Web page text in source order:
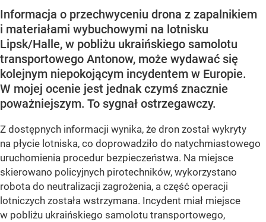
Informacja o przechwyceniu drona z zapalnikiem
i materiałami wybuchowymi na lotnisku
Lipsk/Halle, w pobliżu ukraińskiego samolotu
transportowego Antonow, może wydawać się
kolejnym niepokojącym incydentem w Europie.
W mojej ocenie jest jednak czymś znacznie
poważniejszym. To sygnał ostrzegawczy.
Z dostępnych informacji wynika, że dron został wykryty
na płycie lotniska, co doprowadziło do natychmiastowego
uruchomienia procedur bezpieczeństwa. Na miejsce
skierowano policyjnych pirotechników, wykorzystano
robota do neutralizacji zagrożenia, a część operacji
lotniczych została wstrzymana. Incydent miał miejsce
w pobliżu ukraińskiego samolotu transportowego,